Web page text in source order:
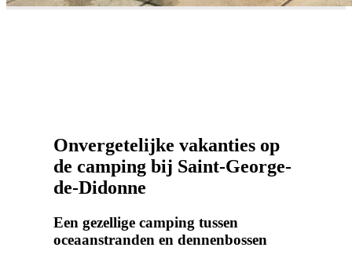
Onvergetelijke vakanties op
de camping bij Saint-George-
de-Didonne
Een gezellige camping tussen
oceaanstranden en dennenbossen